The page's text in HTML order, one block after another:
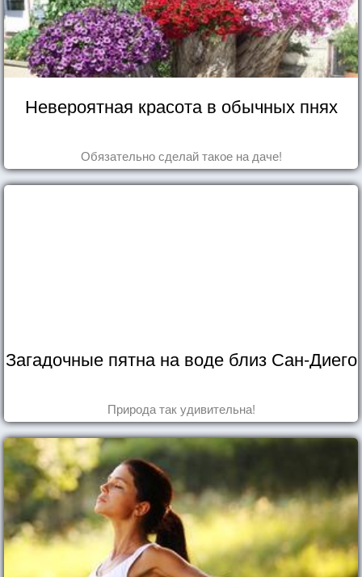
Невероятная красота в обычных пнях
Обязательно сделай такое на даче!
Загадочные пятна на воде близ Сан-Диего
Природа так удивительна!